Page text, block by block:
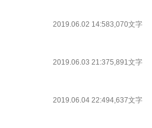
2019.06.02 14:583,070文字
2019.06.03 21:375,891文字
2019.06.04 22:494,637文字